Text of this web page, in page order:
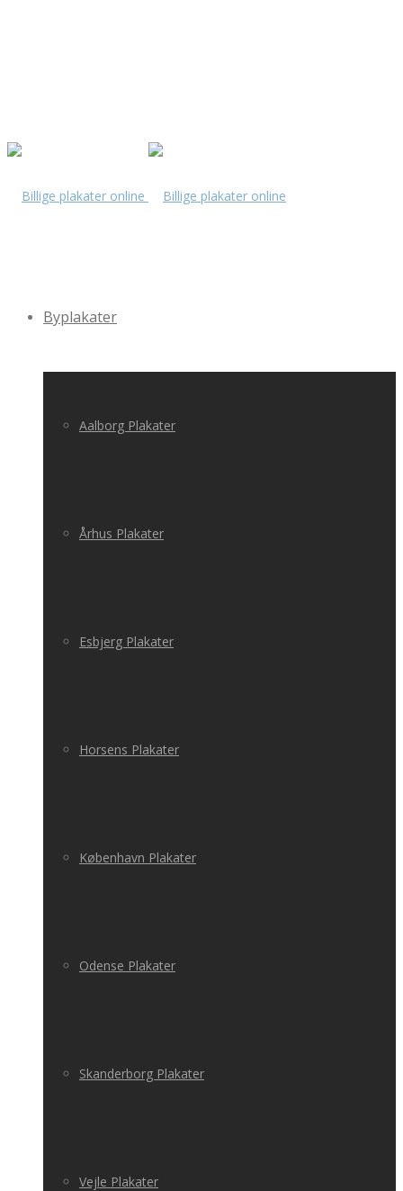
Byplakater
Aalborg Plakater
Århus Plakater
Esbjerg Plakater
Horsens Plakater
København Plakater
Odense Plakater
Skanderborg Plakater
Vejle Plakater